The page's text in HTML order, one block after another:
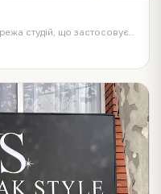
love💗epil — провідна міжнародна мережа студій, що застосовує унікальні лазерні технології для видалення небажаного волосся.